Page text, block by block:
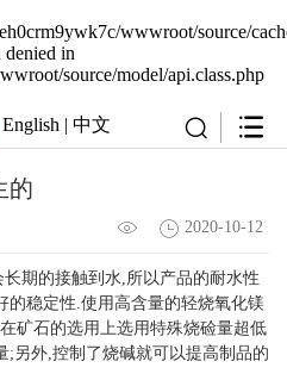
wwwroot/source/
denied in
source/model/api.class.php
English |中文
的
2020-10-12
期的接触到水,所以产品的耐水性
的稳定性.使用高含量的轻烧氧化镁
矿石的选用上选用特殊烧硷量超低
;另外,控制了烧碱就可以提高制品的